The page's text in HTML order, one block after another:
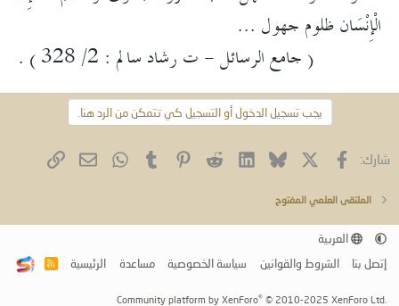
الْإِنْسَان ظلوم جهول ...
( جامع الرسائل - ت رشاد سالم : 2/ 328 ) .​
يجب تسجيل الدخول أو التسجيل كي تتمكن من الرد هنا.
شارك: فيسبوك X (Twitter)
Bluesky
LinkedIn
Reddit
Pinterest
Tumblr
WhatsApp
البريد
الملتقى العلمي المفتوح
العربية
إتصل بنا
الشروط والقوانين سياسة الخصوصية مساعدة الرئيسية
R
Community platform by XenForo® © 2010-2025 XenForo Ltd.